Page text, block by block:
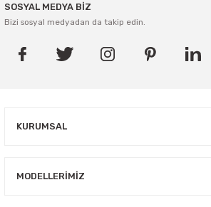
SOSYAL MEDYA BİZ
Bizi sosyal medyadan da takip edin.
KURUMSAL
MODELLERIMIZ